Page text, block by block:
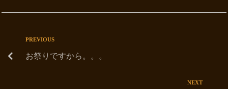
PREVIOUS
お祭りですから。。。
NEXT